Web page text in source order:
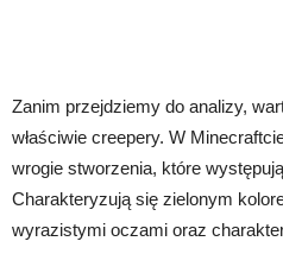
Zanim przejdziemy do analizy,
właściwie creepery. W
wrogie stworzenia, które
Charakteryzują się zielonym
wyrazistymi oczami oraz